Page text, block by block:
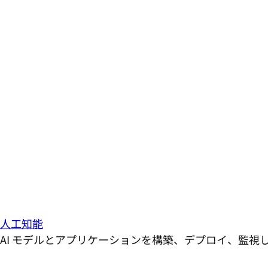
人工知能
AI モデルとアプリケーションを構築、デプロイ、監視